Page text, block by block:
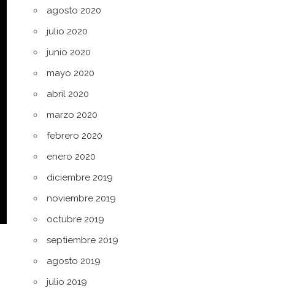
agosto 2020
julio 2020
junio 2020
mayo 2020
abril 2020
marzo 2020
febrero 2020
enero 2020
diciembre 2019
noviembre 2019
octubre 2019
septiembre 2019
agosto 2019
julio 2019